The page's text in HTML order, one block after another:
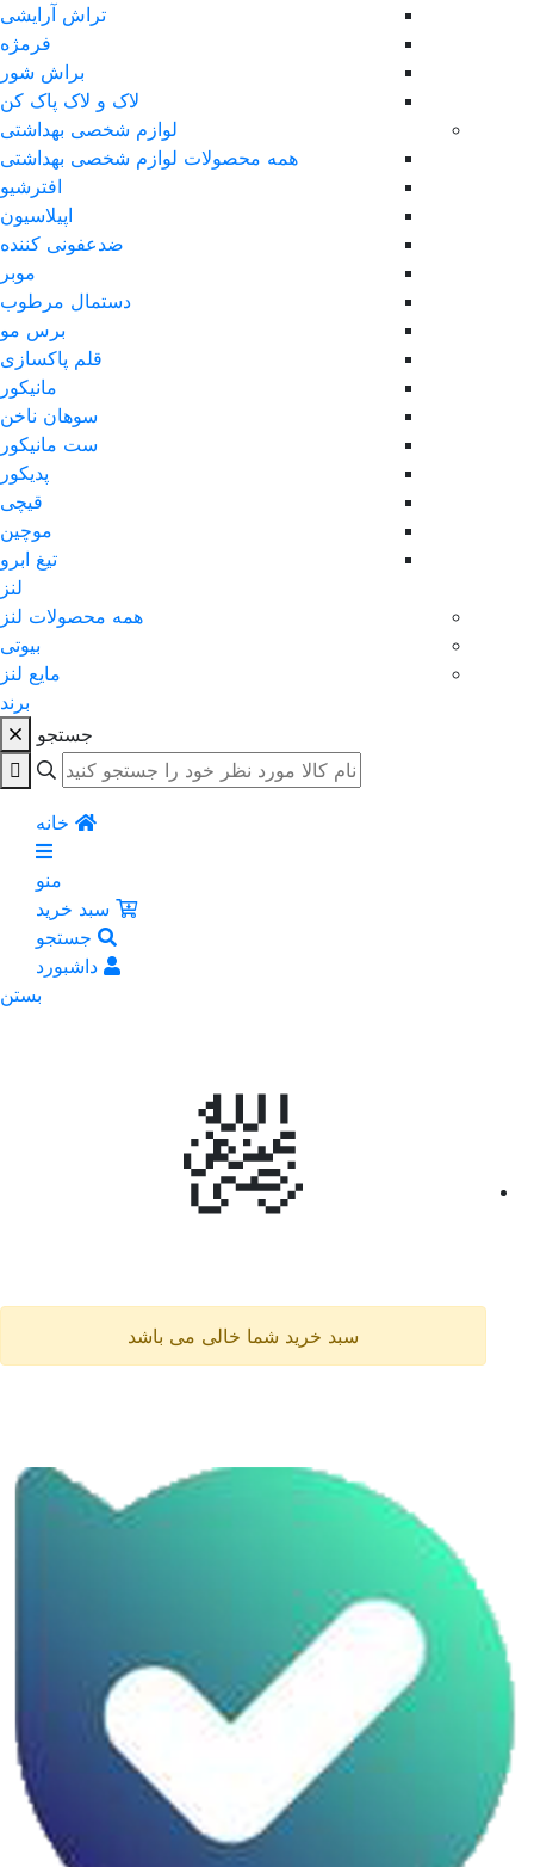
تراش آرایشی
فرمژه
براش شور
لاک و لاک پاک کن
لوازم شخصی بهداشتی
همه محصولات لوازم شخصی بهداشتی
افترشیو
اپیلاسیون
ضدعفونی کننده
موبر
دستمال مرطوب
برس مو
قلم پاکسازی
مانیکور
سوهان ناخن
ست مانیکور
پدیکور
قیچی
موچین
تیغ ابرو
لنز
همه محصولات لنز
بیوتی
مایع لنز
برند
جستجو
خانه
منو
سبد خرید
جستجو
داشبورد
بستن
سبد خرید شما خالی می باشد